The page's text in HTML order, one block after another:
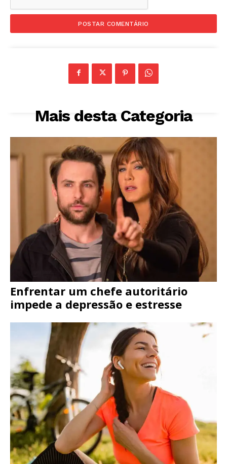
Mais desta Categoria
Enfrentar um chefe autoritário
impede a depressão e estresse